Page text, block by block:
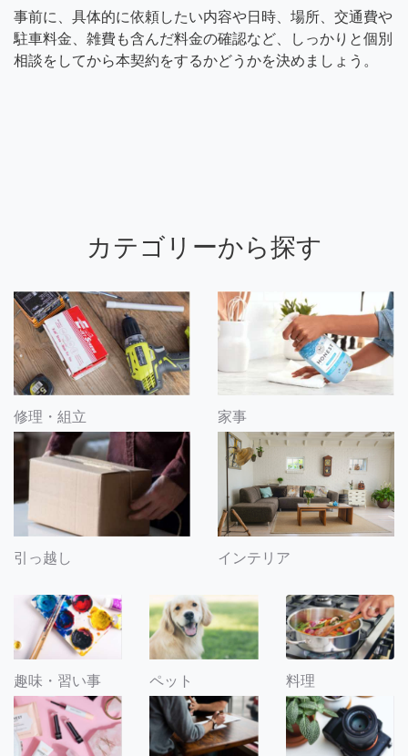
事前に、具体的に依頼したい内容や日時、場所、交通費や
駐車料金、雑費も含んだ料金の確認など、しっかりと個別
相談をしてから本契約をするかどうかを決めましょう。
カテゴリーから探す
修理・組立 家事
引っ越し インテリア
趣味・習い事 ペット 料理